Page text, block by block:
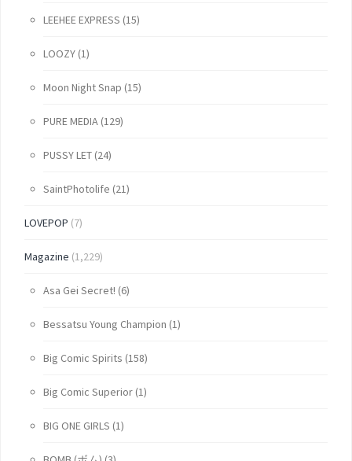
LEEHEE EXPRESS (15)
LOOZY (1)
Moon Night Snap (15)
PURE MEDIA (129)
PUSSY LET (24)
SaintPhotolife (21)
LOVEPOP (7)
Magazine (1,229)
Asa Gei Secret! (6)
Bessatsu Young Champion (1)
Big Comic Spirits (158)
Big Comic Superior (1)
BIG ONE GIRLS (1)